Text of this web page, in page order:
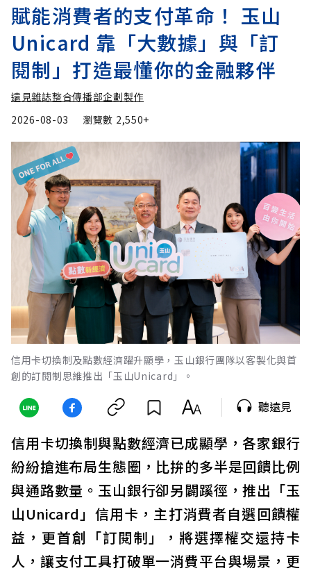
賦能消費者的支付革命！ 玉山
Unicard 靠「大數據」與「訂
閱制」打造最懂你的金融夥伴
遠見雜誌整合傳播部企劃製作
2026-08-03
瀏覽數 2,550+
信用卡切換制及點數經濟躍升顯學，玉山銀行團隊以客製化與首
創的訂閱制思維推出「玉山Unicard」。
聽遠見
信用卡切換制與點數經濟已成顯學，各家銀行
紛紛搶進布局生態圈，比拚的多半是回饋比例
與通路數量。玉山銀行卻另闢蹊徑，推出「玉
山Unicard」信用卡，主打消費者自選回饋權
益，更首創「訂閱制」，將選擇權交還持卡
人，讓支付工具打破單一消費平台與場景，更